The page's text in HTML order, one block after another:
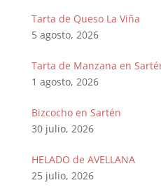
Tarta de Queso La Viña
5 agosto, 2026
Tarta de Manzana en
1 agosto, 2026
Bizcocho en Sartén
30 julio, 2026
HELADO de AVELLANA
25 julio, 2026